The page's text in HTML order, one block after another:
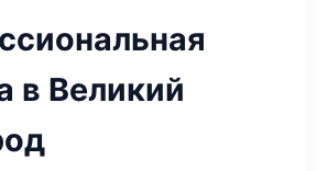
в Великий